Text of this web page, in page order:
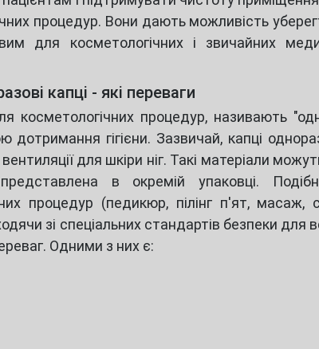
процедур. Вони дають можливість
для косметологічних і звичайних
капці - які переваги
косметологічних процедур, називають
гігієни. Зазвичай, капці
для шкіри ніг. Такі матеріали
в окремій упаковці.
процедур (педикюр, пілінг п'ят, масаж,
зі спеціальних стандартів безпеки для
Одними з них є: